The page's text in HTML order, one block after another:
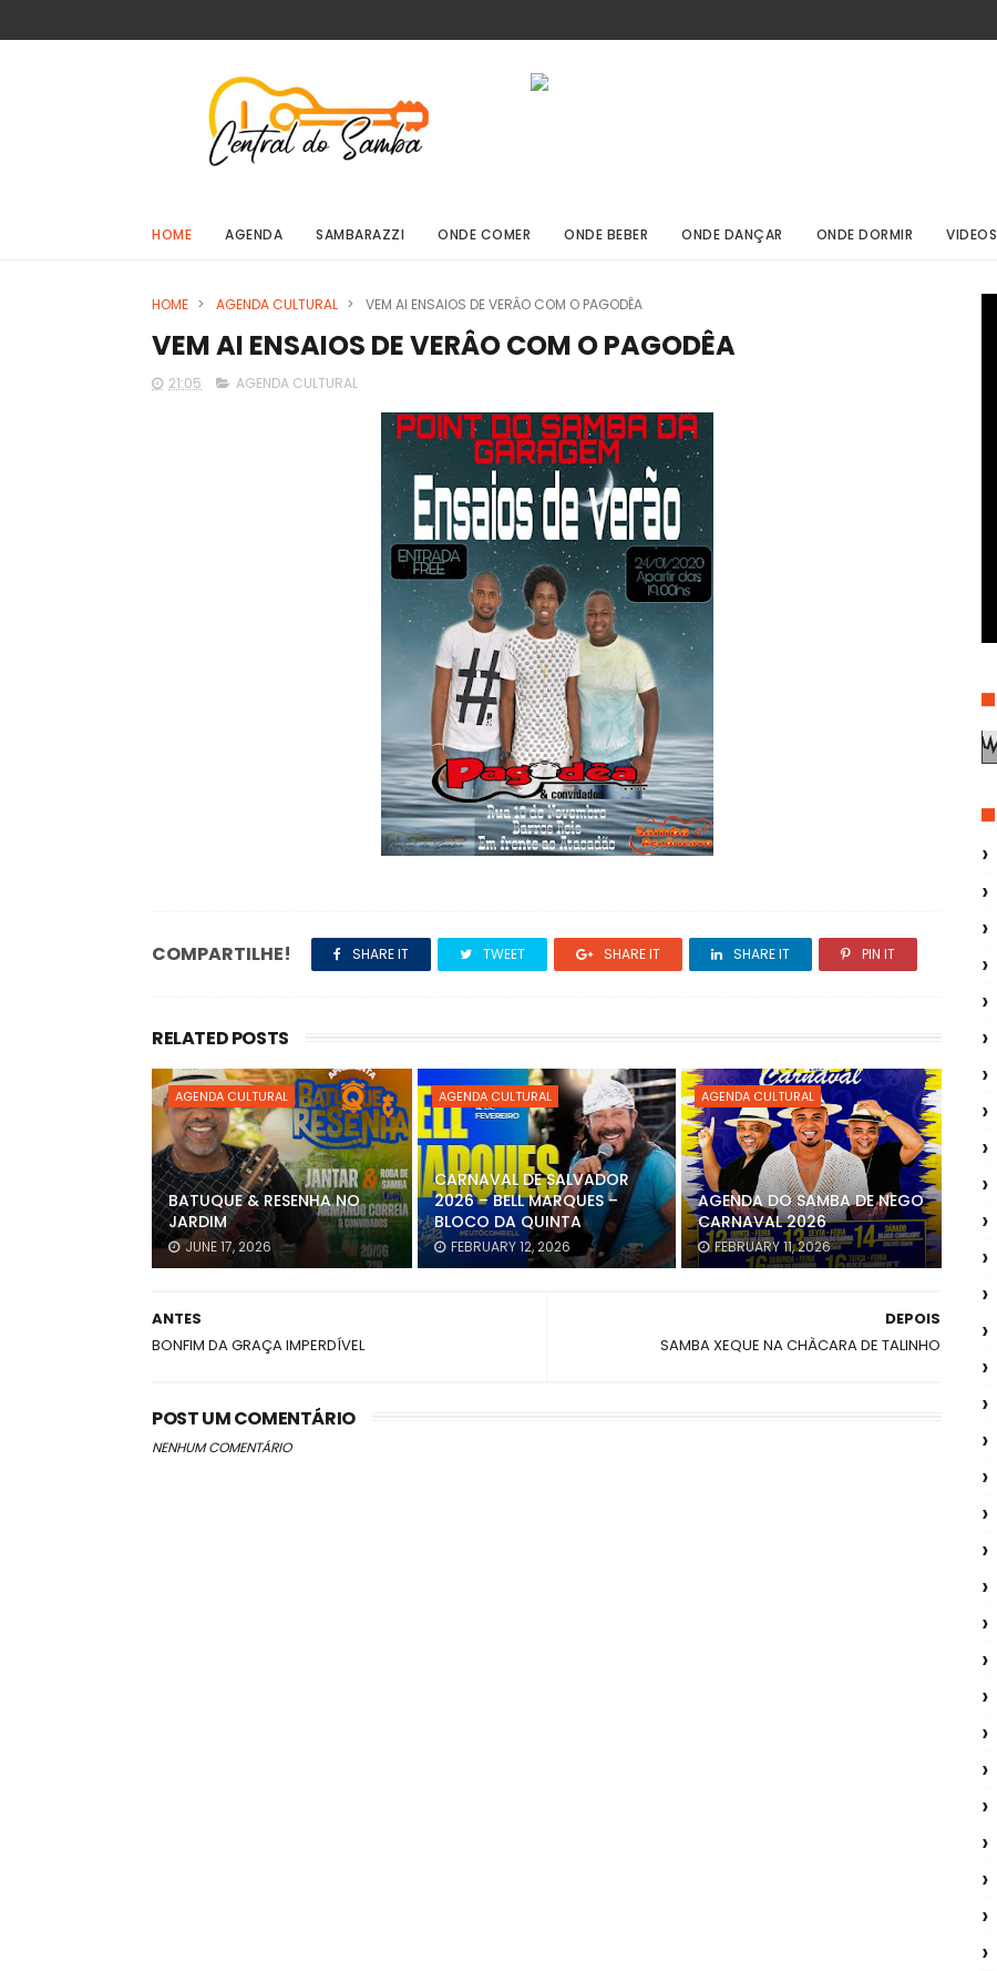
HOME AGENDA SAMBARAZZI ONDE COMER ONDE BEBER ONDE DANÇAR ONDE DORMIR VIDEOS
HOME > AGENDA CULTURAL > VEM AI ENSAIOS DE VERÂO COM O PAGODÊA
VEM AI ENSAIOS DE VERÂO COM O PAGODÊA
21:05 AGENDA CULTURAL
COMPARTILHE! SHARE IT TWEET SHARE IT SHARE IT PIN IT
RELATED POSTS
AGENDA CULTURAL
BATUQUE & RESENHA NO
JARDIM
JUNE 17, 2026
AGENDA CULTURAL
CARNAVAL DE SALVADOR
2026 – BELL MARQUES –
BLOCO DA QUINTA
FEBRUARY 12, 2026
AGENDA CULTURAL
AGENDA DO SAMBA DE NEGO
CARNAVAL 2026
FEBRUARY 11, 2026
DEPOIS
SAMBA XEQUE NA CHÀCARA DE TALINHO
ANTES
BONFIM DA GRAÇA IMPERDÍVEL
POST UM COMENTÁRIO
NENHUM COMENTÁRIO